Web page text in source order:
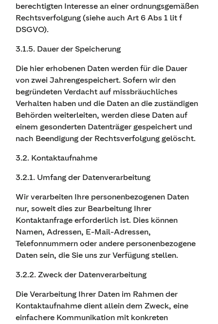
berechtigten Interesse an einer ordnungsgemäßen
Rechtsverfolgung (siehe auch Art 6 Abs 1 lit f
DSGVO).
3.1.5. Dauer der Speicherung
Die hier erhobenen Daten werden für die Dauer
von zwei Jahrengespeichert. Sofern wir den
begründeten Verdacht auf missbräuchliches
Verhalten haben und die Daten an die zuständigen
Behörden weiterleiten, werden diese Daten auf
einem gesonderten Datenträger gespeichert und
nach Beendigung der Rechtsverfolgung gelöscht.
3.2. Kontaktaufnahme
3.2.1. Umfang der Datenverarbeitung
Wir verarbeiten Ihre personenbezogenen Daten
nur, soweit dies zur Bearbeitung Ihrer
Kontaktanfrage erforderlich ist. Dies können
Namen, Adressen, E-Mail-Adressen,
Telefonnummern oder andere personenbezogene
Daten sein, die Sie uns zur Verfügung stellen.
3.2.2. Zweck der Datenverarbeitung
Die Verarbeitung Ihrer Daten im Rahmen der
Kontaktaufnahme dient allein dem Zweck, eine
einfachere Kommunikation mit konkreten